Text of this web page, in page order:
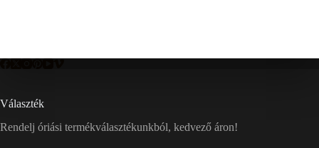
Választék
Rendelj óriási termékválasztékunkból, kedvező áron!